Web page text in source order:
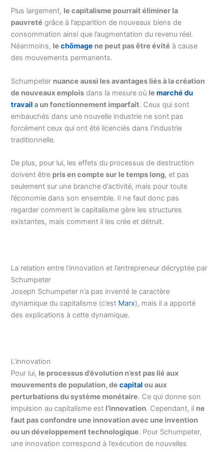
Plus largement, le capitalisme pourrait éliminer la
pauvreté grâce à l’apparition de nouveaux biens de
consommation ainsi que l’augmentation du revenu réel.
Néanmoins, lechômage ne peut pas être évité à cause
des mouvements permanents.
Schumpeter nuance aussi les avantages liés à la création
de nouveaux emplois dans la mesure où lemarché du
travail a un fonctionnement imparfait. Ceux qui sont
embauchés dans une nouvelle industrie ne sont pas
forcément ceux qui ont été licenciés dans l’industrie
traditionnelle.
De plus, pour lui, les effets du processus de destruction
doivent être pris en compte sur le temps long, et pas
seulement sur une branche d’activité, mais pour toute
l’économie dans son ensemble. Il ne faut donc pas
regarder comment le capitalisme gère les structures
existantes, mais comment il les crée et détruit.
La relation entre l’innovation et l’entrepreneur décryptée par
Schumpeter
Joseph Schumpeter n’a pas inventé le caractère
dynamique du capitalisme (c’est Marx), mais il a apporté
des explications à cette dynamique.
L’innovation
Pour lui, le processus d’évolution n’est pas lié aux
mouvements de population, decapital ou aux
perturbations du système monétaire. Ce qui donne son
impulsion au capitalisme est l’innovation. Cependant, il ne
faut pas confondre une innovation avec une invention
ou un développement technologique. Pour Schumpeter,
une innovation correspond à l’exécution de nouvelles